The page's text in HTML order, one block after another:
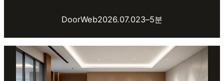
DoorWeb2026.07.023–5분